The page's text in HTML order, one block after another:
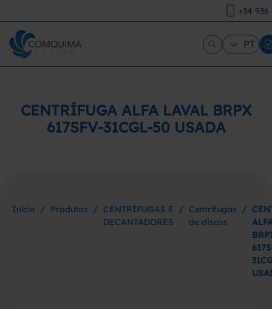
+34
PT
CENTRÍFUGA ALFA LAVAL BRPX
617SFV-31CGL-50 USADA
Início / Produtos / CENTRÍFUGAS E
DECANTADORES
/ Centrífugas
de discos
/